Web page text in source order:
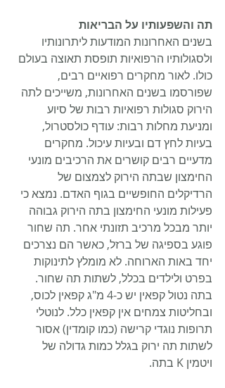
תה והשפעותיו על הבריאות
בשנים האחרונות המודעות ליתרונותיו
ולסגולותיו הרפואיות תופסת תאוצה בעולם
כולו. לאור מחקרים רפואיים רבים,
שפורסמו בשנים האחרונות, משייכים לתה
הירוק סגולות רפואיות רבות של סיוע
ומניעת מחלות רבות: עודף כולסטרול,
בעיות לחץ דם ובעיות עיכול. מחקרים
מדעיים רבים קושרים את הרכיבים מונעי
החימצון שבתה הירוק לצמצום של
הרדיקלים החופשיים בגוף האדם. נמצא כי
פעילות מונעי החימצון בתה הירוק גבוהה
יותר מבכל מרכיב תזונתי אחר. תה שחור
פוגע בספיגה של ברזל, כאשר הם נצרכים
יחד באות הארוחה. לא מומלץ לתינוקות
בפרט ולילדים בכלל, לשתות תה שחור.
בתה נטול קפאין יש כ-4 מ"ג קפאין לכוס,
ובחליטות צמחים אין קפאין כלל. לנוטלי
תרופות נוגדי קרישה (כמו קומדין) אסור
לשתות תה ירוק בגלל כמות גדולה של
ויטמין K בתה.